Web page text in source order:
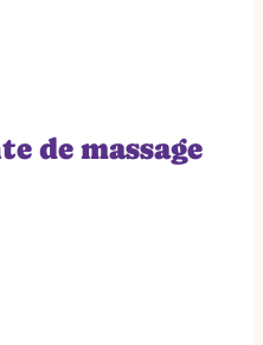
de massage